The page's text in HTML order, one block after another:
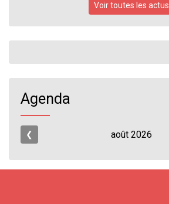
Voir toutes les actus
Agenda
❮ août 2026